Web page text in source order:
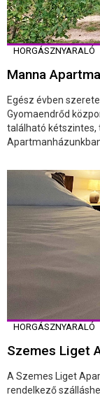
HORGÁSZNYARALÓ
Manna
Egész évben
Gyomaendrőd
található kétszintes,
HORGÁSZNYARALÓ
Szemes Liget
A Szemes Liget
rendelkező